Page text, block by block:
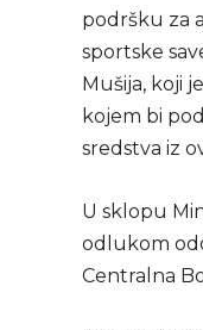
podršku za
sportske
Mušija, koji
kojem bi
sredstva iz
U sklopu
odlukom
Centralna